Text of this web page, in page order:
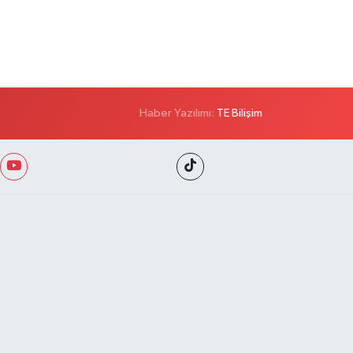
Haber Yazılımı: TE Bilişim